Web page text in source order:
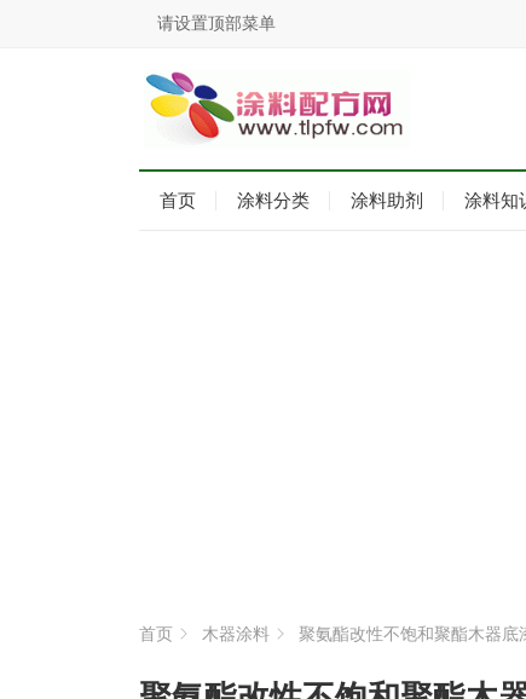
请设置顶部菜单
首页 涂料分类 涂料助剂 涂料知
首页 木器涂料 聚氨酯改性不饱和聚酯木器底